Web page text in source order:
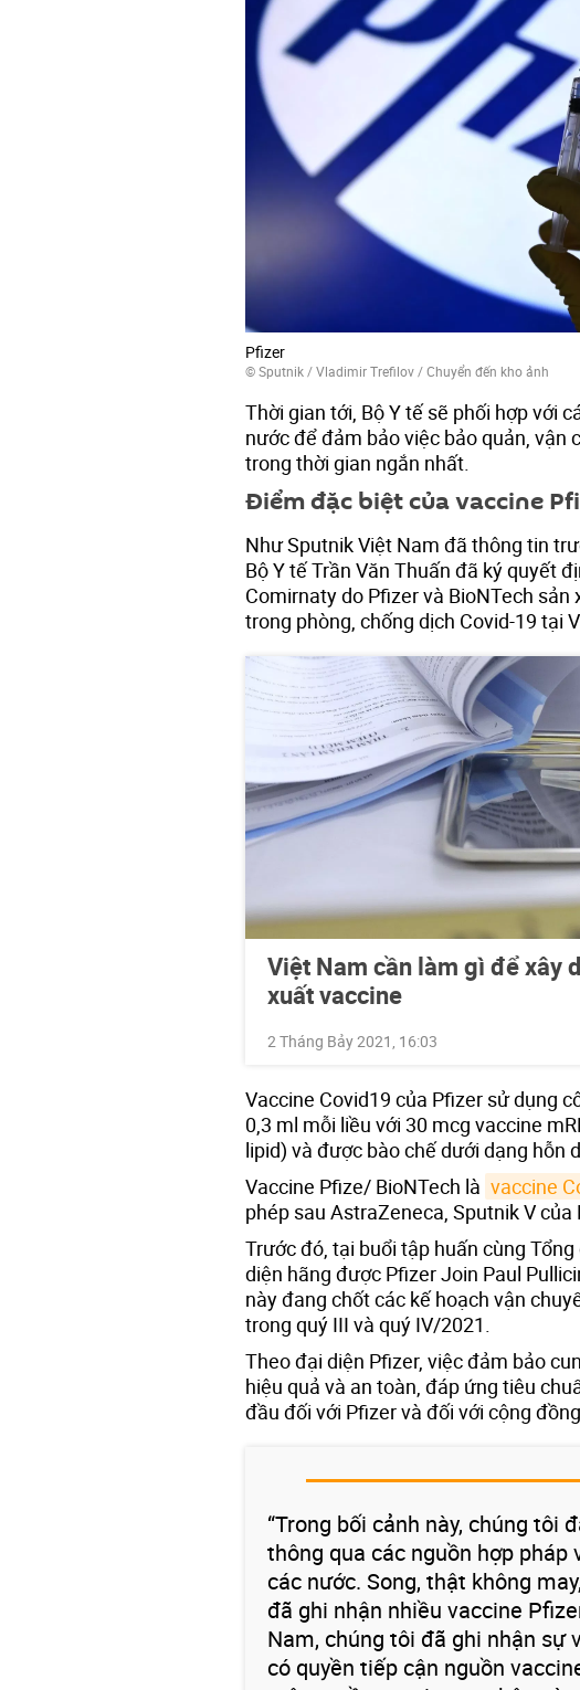
Pfizer
© Sputnik / Vladimir Trefilov/Chuyển đến kho ảnh
Thời gian tới, Bộ Y tế sẽ phối hợp với
nước để đảm bảo việc bảo quản,
trong thời gian ngắn nhất.
Điểm đặc biệt của vaccine
Như Sputnik Việt Nam đã thông tin
Bộ Y tế Trần Văn Thuấn đã ký quyết
Comirnaty do Pfizer và BioNTech
trong phòng, chống dịch Covid-19 tại
Việt Nam cần làm gì để xây
xuất vaccine
2 Tháng Bảy 2021, 16:03
Vaccine Covid19 của Pfizer sử dụng
0,3 ml mỗi liều với 30 mcg vaccine
lipid) và được bào chế dưới dạng hỗn
Vaccine Pfize/ BioNTech là vaccine
phép sau AstraZeneca, Sputnik V
Trước đó, tại buổi tập huấn cùng
diện hãng được Pfizer Join Paul
này đang chốt các kế hoạch vận
trong quý III và quý IV/2021.
Theo đại diện Pfizer, việc đảm bảo
hiệu quả và an toàn, đáp ứng tiêu
đầu đối với Pfizer và đối với cộng
“Trong bối cảnh này, chúng tôi
thông qua các nguồn hợp
các nước. Song, thật không
đã ghi nhận nhiều vaccine
Nam, chúng tôi đã ghi nhận sự
có quyền tiếp cận nguồn